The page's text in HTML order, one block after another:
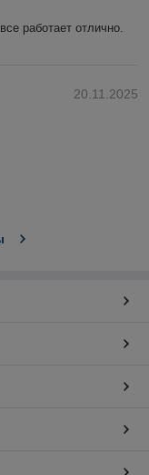
работает отлично.
20.11.2025